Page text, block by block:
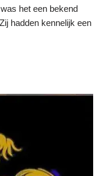
het een bekend
hadden kennelijk een